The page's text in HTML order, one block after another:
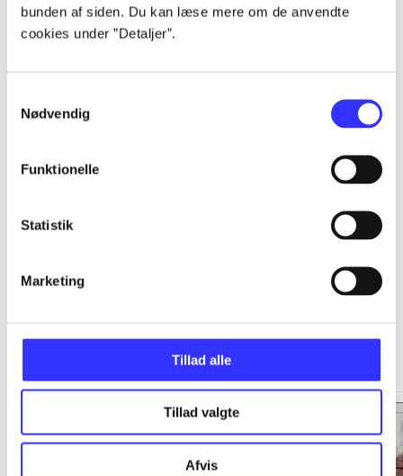
bunden af siden. Du kan læse mere om de anvendte
cookies under ”Detaljer”.
Nødvendig
Funktionelle
Statistik
Marketing
Tillad alle
Tillad valgte
Afvis
...
Minder om